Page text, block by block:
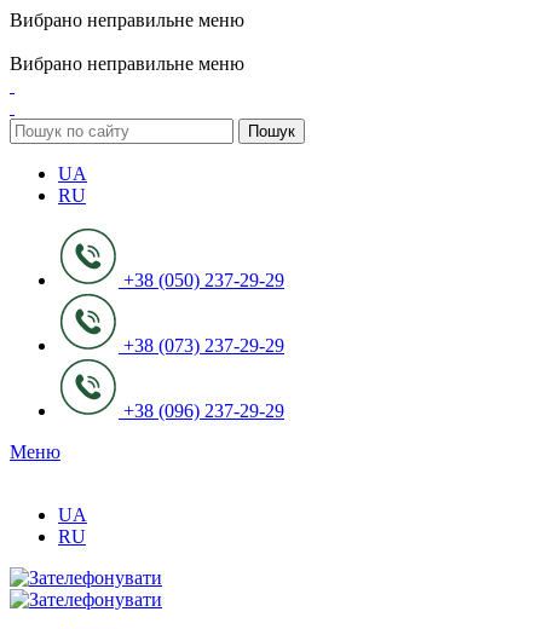
Вибрано неправильне меню
Вибрано неправильне меню
Пошук
UA
RU
+38 (050) 237-29-29
+38 (073) 237-29-29
+38 (096) 237-29-29
Меню
UA
RU